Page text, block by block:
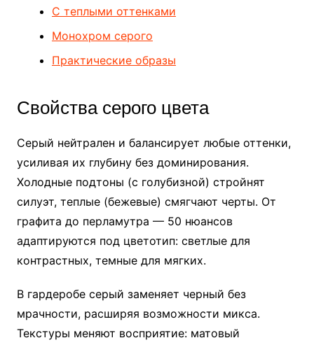
С теплыми оттенками
Монохром серого
Практические образы
Свойства серого цвета
Серый нейтрален и балансирует любые оттенки,
усиливая их глубину без доминирования.
Холодные подтоны (с голубизной) стройнят
силуэт, теплые (бежевые) смягчают черты. От
графита до перламутра — 50 нюансов
адаптируются под цветотип: светлые для
контрастных, темные для мягких.
В гардеробе серый заменяет черный без
мрачности, расширяя возможности микса.
Текстуры меняют восприятие: матовый